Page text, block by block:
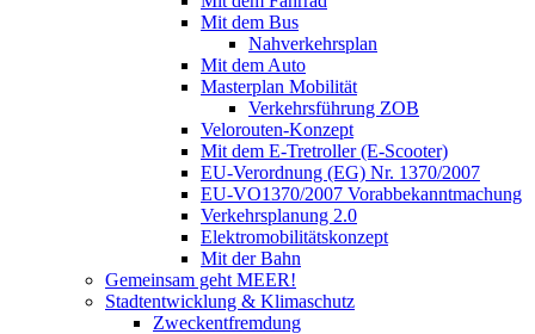
Mit dem Bus
Nahverkehrsplan
Mit dem Auto
Masterplan Mobilität
Verkehrsführung ZOB
Velorouten-Konzept
Mit dem E-Tretroller (E-Scooter)
EU-Verordnung (EG) Nr. 1370/2007
EU-VO1370/2007 Vorabbekanntmachung
Verkehrsplanung 2.0
Elektromobilitätskonzept
Mit der Bahn
Gemeinsam geht MEER!
Stadtentwicklung & Klimaschutz
Zweckentfremdung